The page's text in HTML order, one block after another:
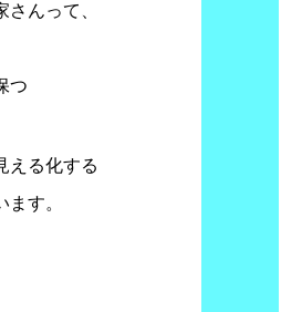
んって、
つ
える化する
す。